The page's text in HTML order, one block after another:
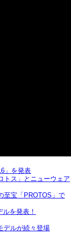
」を発表
トス」とニューウェア
至宝「PROTOS」で
を発表！
デルが続々登場